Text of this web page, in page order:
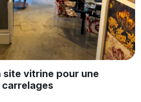
vitrine pour une